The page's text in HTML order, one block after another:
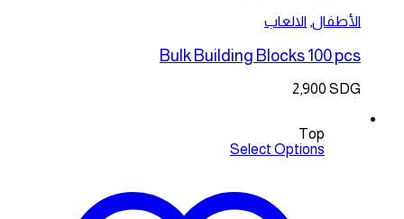
الأطفال, الالعاب
Bulk Building Blocks 100 pcs
2,900 SDG
Top
Select Options